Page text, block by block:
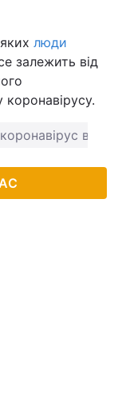
люди
залежить від
коронавірус в